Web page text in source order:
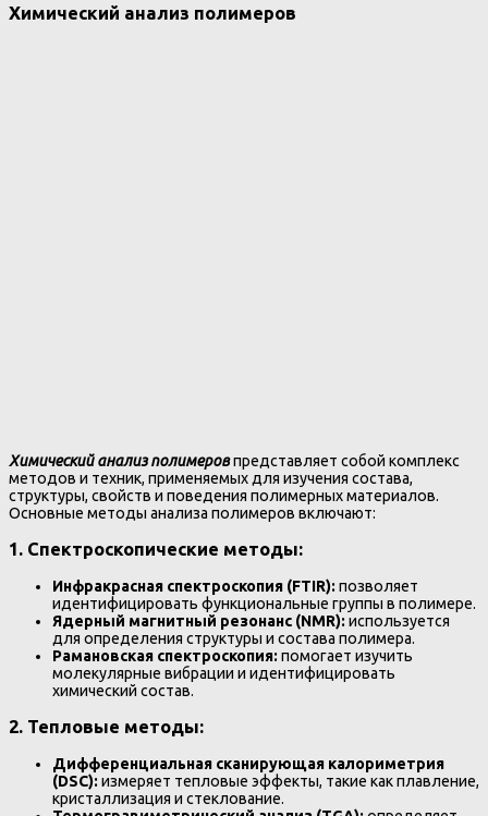
Химический анализ полимеров
Химический анализ полимеровпредставляет собой комплекс
методов и техник, применяемых для изучения состава,
структуры, свойств и поведения полимерных материалов.
Основные методы анализа полимеров включают:
1. Спектроскопические методы:
Инфракрасная спектроскопия (FTIR):позволяет
идентифицировать функциональные группы в полимере.
Ядерный магнитный резонанс (NMR):используется
для определения структуры и состава полимера.
Рамановская спектроскопия:помогает изучить
молекулярные вибрации и идентифицировать
химический состав.
2. Тепловые методы:
Дифференциальная сканирующая калориметрия
(DSC):измеряет тепловые эффекты, такие как плавление,
кристаллизация и стеклование.